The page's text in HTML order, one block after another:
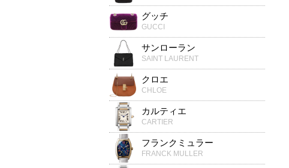
グッチ
GUCCI
サンローラン
SAINT LAURENT
クロエ
CHLOE
カルティエ
CARTIER
フランクミュラー
FRANCK MULLER